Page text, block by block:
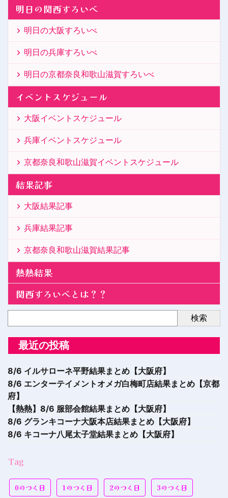
明日の関西すろいべ
明日の大阪すろいべ
明日の兵庫すろいべ
明日の京都奈良和歌山滋賀すろいべ
イベントスケジュール
大阪イベントスケジュール
兵庫イベントスケジュール
京都奈良和歌山滋賀イベントスケジュール
結果記事
大阪結果記事
兵庫結果記事
京都奈良和歌山滋賀結果記事
熱熱結果
関西すろいべとは？？
検索
最近の投稿
8/6 イルサローネ平野結果まとめ【大阪府】
8/6 エンターテイメントオメガ白梅町店結果まとめ【京都
府】
【熱熱】8/6 服部会館結果まとめ【大阪府】
8/6 グランキコーナ大阪本店結果まとめ【大阪府】
8/6 キコーナ八尾太子堂結果まとめ【大阪府】
Tag
0のつく日 1のつく日 2のつく日 3のつく日